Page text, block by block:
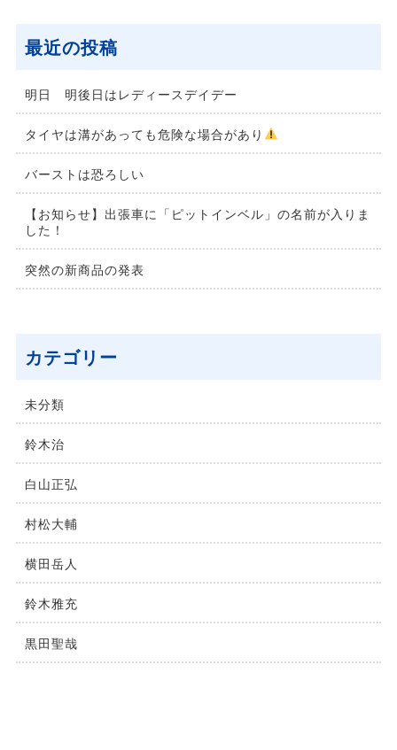
最近の投稿
明日 明後日はレディースデイデー
タイヤは溝があっても危険な場合があり
バーストは恐ろしい
【お知らせ】出張車に「ピットインベル」の名前が入りま
した！
突然の新商品の発表
カテゴリー
未分類
鈴⽊治
⽩⼭正弘
村松⼤輔
横⽥岳⼈
鈴木雅充
黒田聖哉